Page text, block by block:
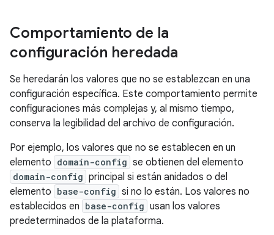
Comportamiento de la
configuración heredada
Se heredarán los valores que no se establezcan en una
configuración específica. Este comportamiento permite
configuraciones más complejas y, al mismo tiempo,
conserva la legibilidad del archivo de configuración.
Por ejemplo, los valores que no se establecen en un
elemento domain-config se obtienen del elemento
domain-config principal si están anidados o del
elemento base-config si no lo están. Los valores no
establecidos en base-config usan los valores
predeterminados de la plataforma.